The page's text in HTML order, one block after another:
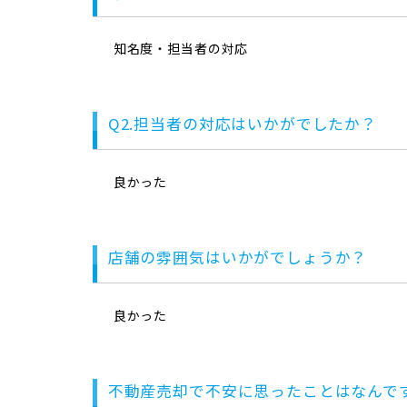
知名度・担当者の対応
Q2.担当者の対応はいかがでしたか？
良かった
店舗の雰囲気はいかがでしょうか？
良かった
不動産売却で不安に思ったことはなんで